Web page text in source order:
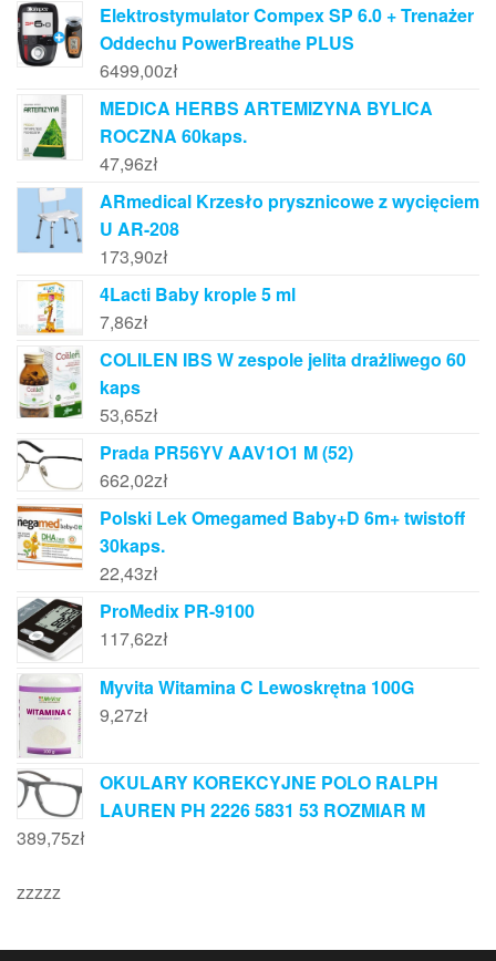
Elektrostymulator Compex SP 6.0 + Trenażer
Oddechu PowerBreathe PLUS
6499,00zł
MEDICA HERBS ARTEMIZYNA BYLICA
ROCZNA 60kaps.
47,96zł
ARmedical Krzesło prysznicowe z wycięciem
U AR-208
173,90zł
4Lacti Baby krople 5 ml
7,86zł
COLILEN IBS W zespole jelita drażliwego 60
kaps
53,65zł
Prada PR56YV AAV1O1 M (52)
662,02zł
Polski Lek Omegamed Baby+D 6m+ twistoff
30kaps.
22,43zł
ProMedix PR-9100
117,62zł
Myvita Witamina C Lewoskrętna 100G
9,27zł
OKULARY KOREKCYJNE POLO RALPH
LAUREN PH 2226 5831 53 ROZMIAR M
389,75zł
zzzzz